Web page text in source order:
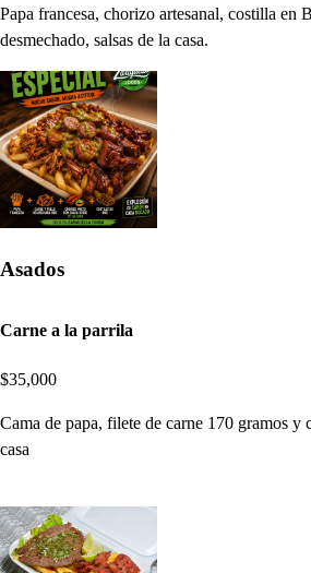
Papa francesa, chorizo artesanal, costilla en
desmechado, salsas de la casa.
Asados
Carne a la parrila
$35,000
Cama de papa, filete de carne 170 gramos y
casa